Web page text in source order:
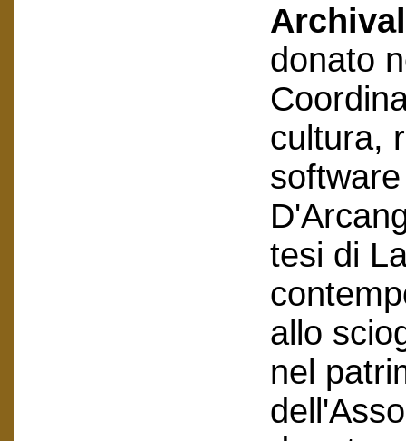
donato
cultura,
tesi di
allo
nel